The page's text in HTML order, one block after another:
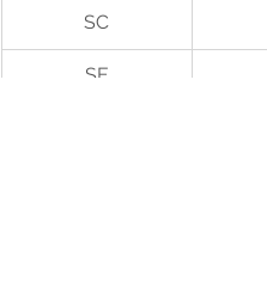
SC
SE